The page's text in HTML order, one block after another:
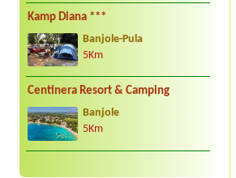
Kamp Diana ***
Banjole-Pula
5Km
Centinera Resort & Camping
Banjole
5Km